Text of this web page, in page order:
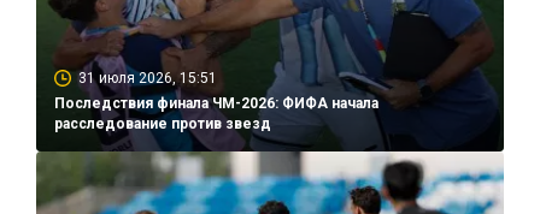
31 июля 2026, 15:51
Последствия финала ЧМ-2026: ФИФА начала
расследование против звезд